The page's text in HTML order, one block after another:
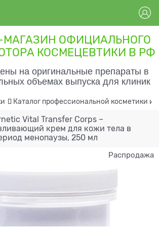
МАГАЗИН ОФИЦИАЛЬНОГО
КОСМЕЦЕВТИКИ В РФ
на оригинальные препараты в
объемах выпуска для клиник
Каталог профессиональной косметики и
Vital Transfer Corps –
крем для кожи тела в
менопаузы, 250 мл
Распродажа